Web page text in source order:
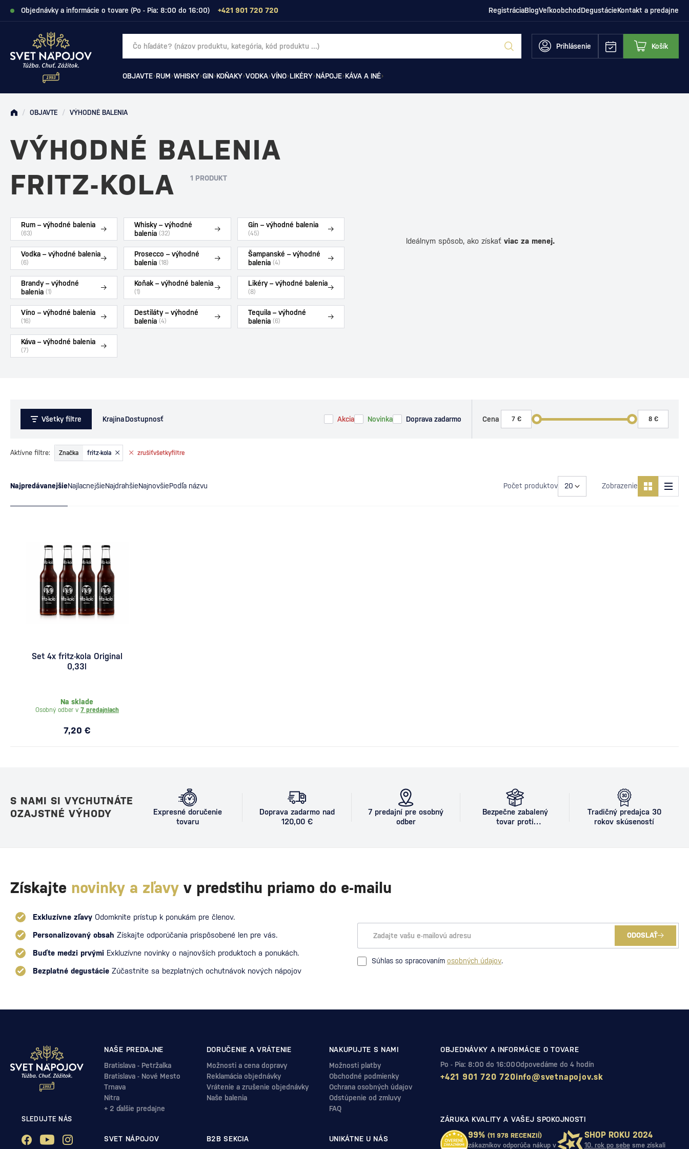
Objednávky a informácie o tovare (Po - Pia: 8:00 do 16:00) +421 901 720 720 RegistráciaBlogVeľkoobchodDegustácieKontakt a predajne
Prihlásenie Košík
OBJAVTE RUM WHISKY GIN KOŇAKY VODKA VÍNO LIKÉRY NÁPOJE KÁVA A INÉ
/ OBJAVTE / VÝHODNÉ BALENIA
VÝHODNÉ BALENIA
FRITZ-KOLA
1 PRODUKT
Rum – výhodné balenia
(63)
Whisky – výhodné
balenia(32)
Gin – výhodné balenia
(45)
Vodka – výhodné balenia
(6)
Prosecco – výhodné
balenia(18)
Šampanské – výhodné
balenia (4)
Brandy – výhodné
balenia (1)
Koňak – výhodné balenia
(1)
Likéry – výhodné balenia
(8)
Víno – výhodné balenia
(16)
Destiláty – výhodné
balenia(4)
Tequila – výhodné
balenia (6)
Káva – výhodné balenia
(7)
Ideálnym spôsob, ako získať viac za menej.
Všetky filtre KrajinaDostupnosť Akcia Novinka Doprava zadarmo Cena
NajpredávanejšieNajlacnejšieNajdrahšieNajnovšiePodľa názvu Počet produktov Zobrazenie
zrušiťvšetkyfiltre
Aktívne filtre: Značka fritz-kola
Set 4x fritz-kola Original
0,33l
Na sklade
Osobný odber v 7 predajniach
7,20 €
S NAMI SI VYCHUTNÁTE
OZAJSTNÉ VÝHODY
Expresné doručenie
tovaru
Doprava zadarmo nad
120,00 €
7 predajní pre osobný
odber
Bezpečne zabalený
tovar proti
Tradičný predajca 30
rokov skúseností
Získajte novinky a zľavy v predstihu priamo do e-mailu
Exkluzívne zľavy Odomknite prístup k ponukám pre členov.
Personalizovaný obsah Získajte odporúčania prispôsobené len pre vás.
Buďte medzi prvými Exkluzívne novinky o najnovších produktoch a ponukách.
Bezplatné degustácie Zúčastnite sa bezplatných ochutnávok nových nápojov
ODOSLAŤ
Súhlas so spracovaním osobných údajov.
SLEDUJTE NÁS
NAŠE PREDAJNE
Bratislava - Petržalka
Bratislava - Nové Mesto
Trnava
Nitra
+ 2 ďalšie predajne
DORUČENIE A VRÁTENIE
Možnosti a cena dopravy
Reklamácia objednávky
Vrátenie a zrušenie objednávky
Naše balenia
NAKUPUJTE S NAMI
Možnosti platby
Obchodné podmienky
Ochrana osobných údajov
Odstúpenie od zmluvy
FAQ
SVET NÁPOJOV B2B SEKCIA UNIKÁTNE U NÁS
OBJEDNÁVKY A INFORMÁCIE O TOVARE
Po - Pia: 8:00 do 16:00
+421 901 720 720
Odpovedáme do 4 hodín
info@svetnapojov.sk
ZÁRUKA KVALITY A VAŠEJ SPOKOJNOSTI
99% (11 978 RECENZIÍ)
zákazníkov odporúča nákup v
SHOP ROKU 2024
10. rok po sebesme získali